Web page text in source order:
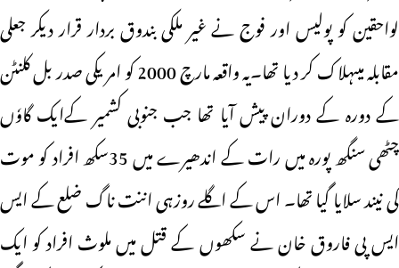
لواحقین کو پولیس اور فوج نے غیر ملکی بندوق بردار قرار دیکر جعلی
مقابلہ میںہلاک کر دیا تھا۔یہ واقعہ مارچ 2000 کو امریکی صدر بل کلنٹن
کے دورہ کے دوران پیش آیا تھا جب جنوبی کشمیر کےایک گاوٗں
چٹھی سنگھ پورہ میں رات کے اندھیرے میں 35سکھ افراد کو موت
کی نیند سلایا گیا تھا۔ اس کے اگلے روزہی اننت ناگ ضلع کے ایس
ایس پی فاروق خان نے سکھوں کے قتل میں ملوث افراد کو ایک